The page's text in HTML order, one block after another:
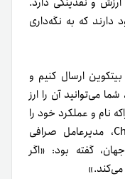
که به نگه‌داری
ارسال کنیم و
می‌توانید آن را ارز
نام و عملکرد خود را
دارد در ماه‌ گذشته، Chanpeng Zhao، مدیر‌عامل صرافی
گفته بود: «اگر